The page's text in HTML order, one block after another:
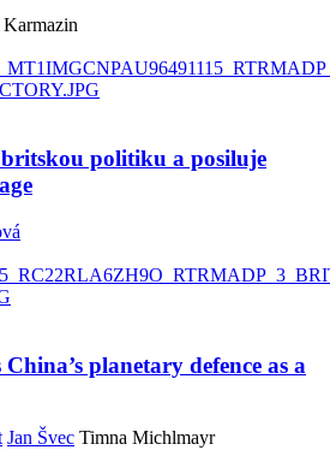
politiku a posiluje
planetary defence as a
Jan Švec Timna Michlmayr